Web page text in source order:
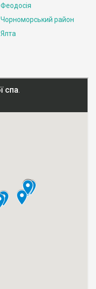
Феодосія
Чорноморський район
Ялта